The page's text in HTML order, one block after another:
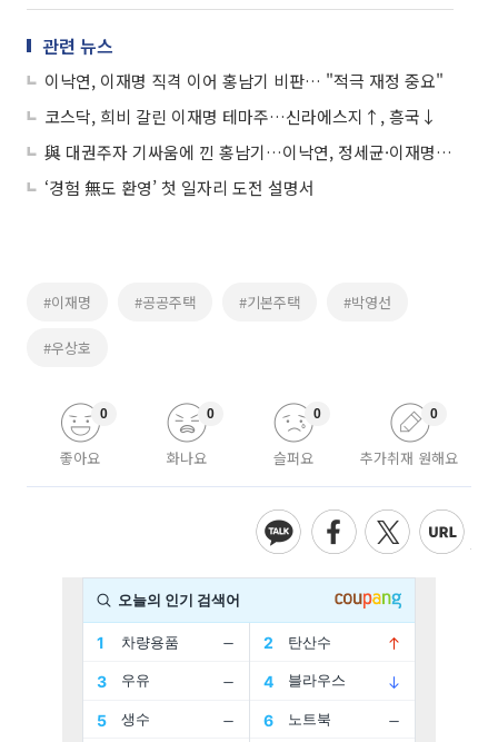
관련 뉴스
이낙연, 이재명 직격 이어 홍남기 비판… "적극 재정 중요"
코스닥, 희비 갈린 이재명 테마주…신라에스지↑, 흥국↓
與 대권주자 기싸움에 낀 홍남기…이낙연, 정세균·이재명 구박에 ‘되치기’
‘경험 無도 환영’ 첫 일자리 도전 설명서
#이재명 #공공주택 #기본주택 #박영선
#우상호
좋아요
0
화나요
0
슬퍼요
0
추가취재 원해요
0